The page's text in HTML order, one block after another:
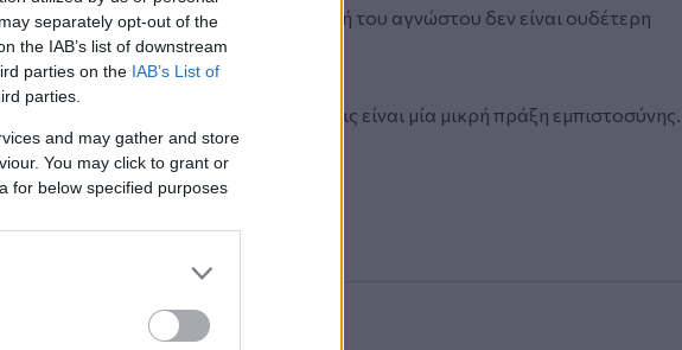
separately opt-out of the
the IAB’s list of downstream
parties on the IAB’s List of
parties.
and may gather and store
You may click to grant or
for below specified purposes
Σημαίνει, όμως, ότι η πλήρης αποφυγή του αγνώστου δεν είναι ουδέτερη
σε κάποιον που δεν γνωρίζεις είναι μία μικρή πράξη εμπιστοσύνης.
μοιάζει πιο επίκαιρη από ποτέ.